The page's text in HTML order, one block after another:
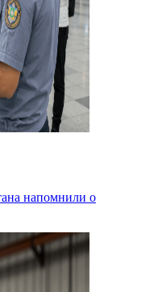
напомнили о